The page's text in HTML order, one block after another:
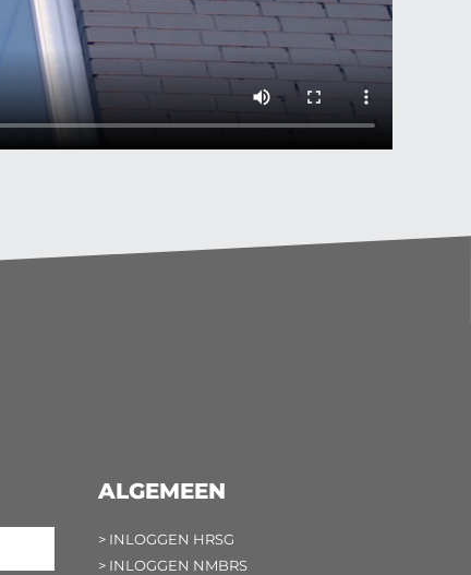
ALGEMEEN
> INLOGGEN HRSG
> INLOGGEN NMBRS